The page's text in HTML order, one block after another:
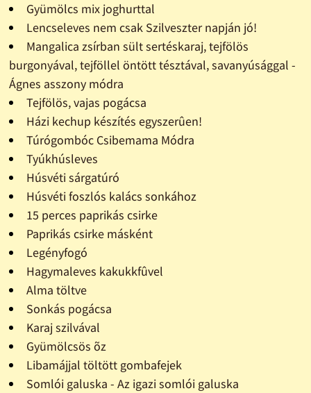
Gyümölcs mix joghurttal
Lencseleves nem csak Szilveszter napján jó!
Mangalica zsírban sült sertéskaraj, tejfölös
burgonyával, tejföllel öntött tésztával, savanyúsággal -
Ágnes asszony módra
Tejfölös, vajas pogácsa
Házi kechup készítés egyszerûen!
Túrógombóc Csibemama Módra
Tyúkhúsleves
Húsvéti sárgatúró
Húsvéti foszlós kalács sonkához
15 perces paprikás csirke
Paprikás csirke másként
Legényfogó
Hagymaleves kakukkfûvel
Alma töltve
Sonkás pogácsa
Karaj szilvával
Gyümölcsös õz
Libamájjal töltött gombafejek
Somlói galuska - Az igazi somlói galuska